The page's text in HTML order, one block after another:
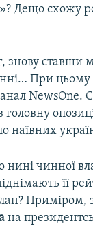
Дещо схожу
ставши
При цьому
NewsOne.
наївних
нині чинної
її
Приміром,
на